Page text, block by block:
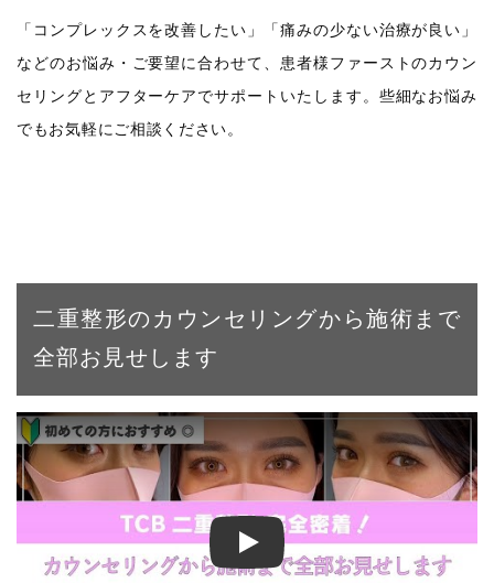
「コンプレックスを改善したい」「痛みの少ない治療が良い」
などのお悩み・ご要望に合わせて、患者様ファーストのカウン
セリングとアフターケアでサポートいたします。些細なお悩み
でもお気軽にご相談ください。
二重整形のカウンセリングから施術まで
全部お見せします
【二重整形】二重埋没法で左右対称＆くっきり